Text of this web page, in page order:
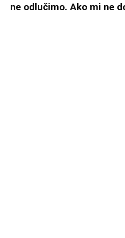
ne odlučimo. Ako mi ne